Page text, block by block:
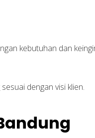
kebutuhan dan
dengan visi klien.